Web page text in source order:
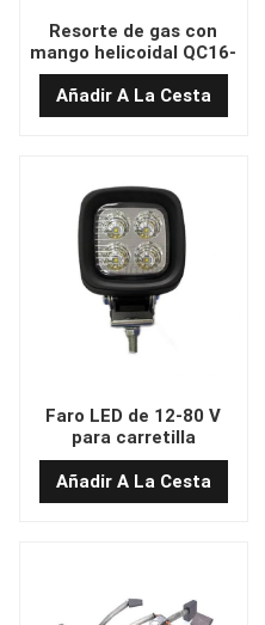
Resorte de gas con
mango helicoidal QC16-
62-205/700N
Añadir A La Cesta
Faro LED de 12-80 V
para carretilla
elevadora HELI HX-
12WF50
Añadir A La Cesta